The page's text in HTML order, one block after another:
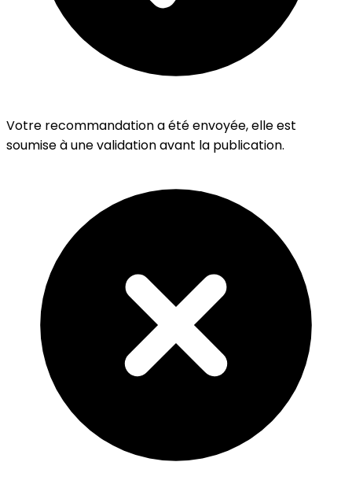
Votre recommandation a été envoyée, elle est
soumise à une validation avant la publication.